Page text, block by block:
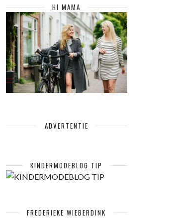
HI MAMA
ADVERTENTIE
KINDERMODEBLOG TIP
FREDERIEKE WIEBERDINK